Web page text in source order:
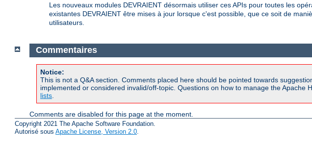
Les nouveaux modules DEVRAIENT désormais utiliser ces APIs pour toutes les
existantes DEVRAIENT être mises à jour lorsque c'est possible, que ce soit de
utilisateurs.
Commentaires
Notice:
This is not a Q&A section. Comments placed here should be pointed towards
implemented or considered invalid/off-topic. Questions on how to manage the
lists
Comments are disabled for this page at the moment.
Copyright 2021 The Apache Software Foundation.
Autorisé sous Apache License, Version 2.0